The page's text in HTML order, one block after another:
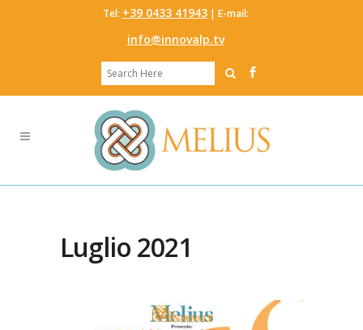
Tel: ‭+39 0433 41943‬ | E-mail:
info@innovalp.tv
Luglio 2021